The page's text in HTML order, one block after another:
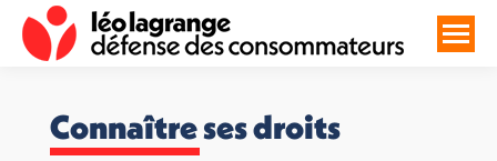
Connaître ses droits